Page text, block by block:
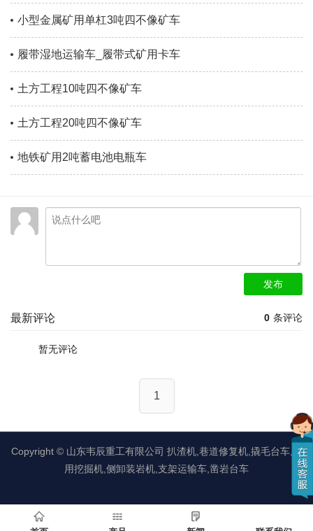
小型金属矿用单杠3吨四不像矿车
履带湿地运输车_履带式矿用卡车
土方工程10吨四不像矿车
土方工程20吨四不像矿车
地铁矿用2吨蓄电池电瓶车
发布
0 条评论
最新评论
暂无评论
1
Copyright © 山东韦辰重工有限公司 扒渣机,巷道修复机,撬毛台车,矿
用挖掘机,侧卸装岩机,支架运输车,凿岩台车